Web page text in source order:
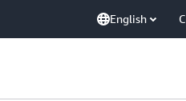
English